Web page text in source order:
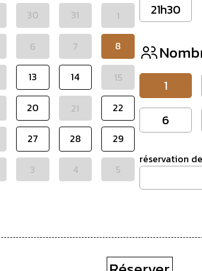
30 31 1
6 7 8
13 14 15
20 21 22
27 28 29
3 4 5
21h30
1
6
réservation